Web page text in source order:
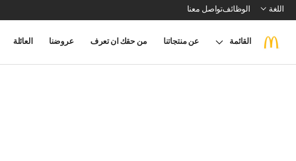
اللغة الوظائفتواصل معنا
القائمة عن منتجاتنا من حقك ان تعرف عروضنا العائلة